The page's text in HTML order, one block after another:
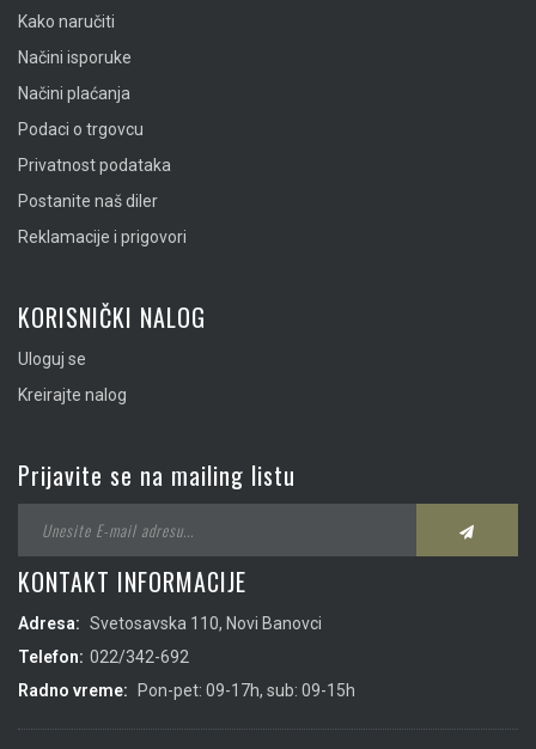
Kako naručiti
Načini isporuke
Načini plaćanja
Podaci o trgovcu
Privatnost podataka
Postanite naš diler
Reklamacije i prigovori
KORISNIČKI NALOG
Uloguj se
Kreirajte nalog
Prijavite se na mailing listu
KONTAKT INFORMACIJE
Adresa: Svetosavska 110, Novi Banovci
Telefon: 022/342-692
Radno vreme:
Pon-pet: 09-17h, sub: 09-15h